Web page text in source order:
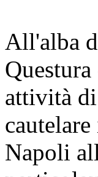
All'alba
attività
Napoli